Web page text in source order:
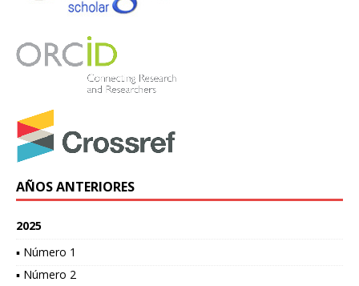
AÑOS ANTERIORES
2025
▪ Número 1
▪ Número 2